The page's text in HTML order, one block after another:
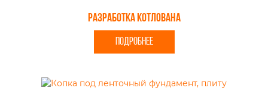
Разработка котлована
ПОДРОБНЕЕ